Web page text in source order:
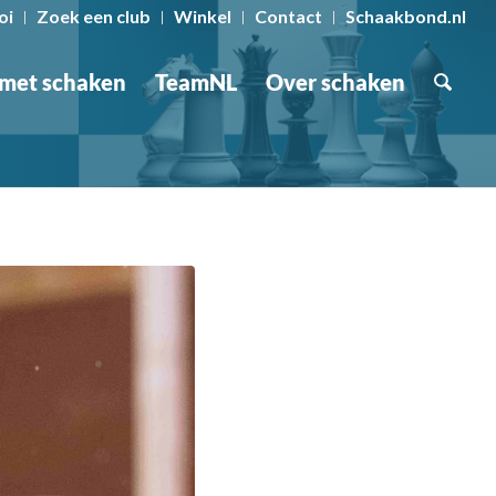
Zoek een club Winkel Contact Schaakbond.nl
schaken TeamNL Over schaken